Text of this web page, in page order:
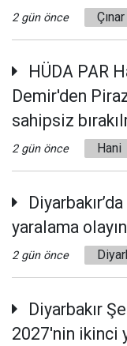
2 gün önce Çınar
HÜDA PAR
Demir'den
sahipsiz
2 gün önce Hani
yaralama
2 gün önce
Diyarbakır
2027'nin ikinci